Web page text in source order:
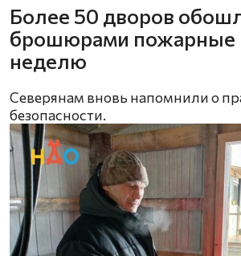
Более 50 дворов
брошюрами пожарные
неделю
Северянам вновь напомнили о
безопасности.